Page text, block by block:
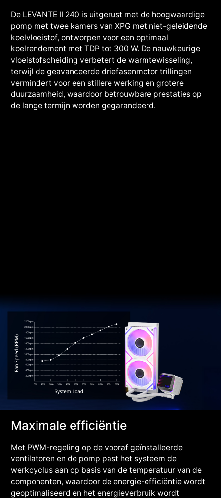
De LEVANTE II 240 is uitgerust met de hoogwaardige
pomp met twee kamers van XPG met niet-geleidende
koelvloeistof, ontworpen voor een optimaal
koelrendement met TDP tot 300 W. De nauwkeurige
vloeistofscheiding verbetert de warmtewisseling,
terwijl de geavanceerde driefasenmotor trillingen
vermindert voor een stillere werking en grotere
duurzaamheid, waardoor betrouwbare prestaties op
de lange termijn worden gegarandeerd.
Maximale efficiëntie
Met PWM-regeling op de vooraf geïnstalleerde
ventilatoren en de pomp past het systeem de
werkcyclus aan op basis van de temperatuur van de
componenten, waardoor de energie-efficiëntie wordt
geoptimaliseerd en het energieverbruik wordt